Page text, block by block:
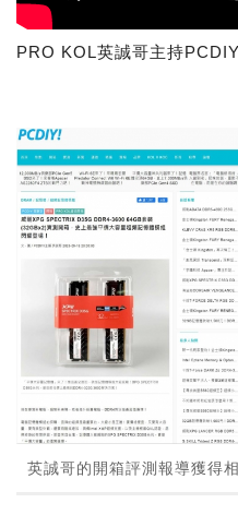
PRO KOL英誠哥主持
英誠哥的開箱評測報導獲得